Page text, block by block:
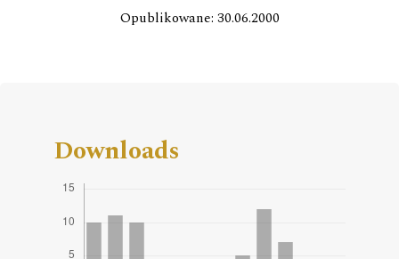
Opublikowane: 30.06.2000
Downloads